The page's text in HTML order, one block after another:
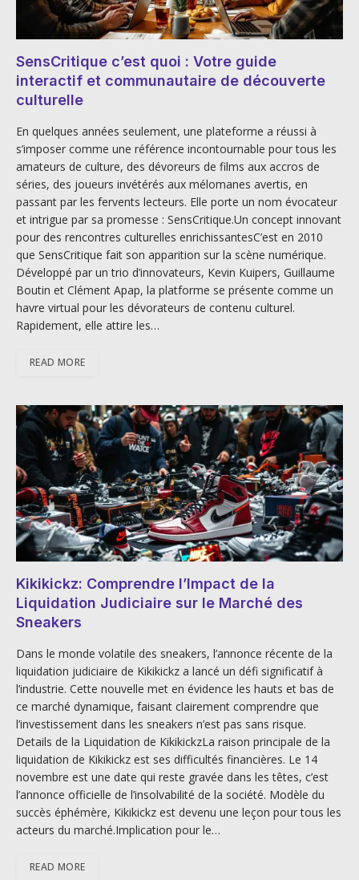
SensCritique c’est quoi : Votre guide
interactif et communautaire de découverte
culturelle
En quelques années seulement, une plateforme a réussi à
s’imposer comme une référence incontournable pour tous les
amateurs de culture, des dévoreurs de films aux accros de
séries, des joueurs invétérés aux mélomanes avertis, en
passant par les fervents lecteurs. Elle porte un nom évocateur
et intrigue par sa promesse : SensCritique.Un concept innovant
pour des rencontres culturelles enrichissantesC’est en 2010
que SensCritique fait son apparition sur la scène numérique.
Développé par un trio d’innovateurs, Kevin Kuipers, Guillaume
Boutin et Clément Apap, la platforme se présente comme un
havre virtual pour les dévorateurs de contenu culturel.
Rapidement, elle attire les…
READ MORE
Kikikickz: Comprendre l’Impact de la
Liquidation Judiciaire sur le Marché des
Sneakers
Dans le monde volatile des sneakers, l’annonce récente de la
liquidation judiciaire de Kikikickz a lancé un défi significatif à
l’industrie. Cette nouvelle met en évidence les hauts et bas de
ce marché dynamique, faisant clairement comprendre que
l’investissement dans les sneakers n’est pas sans risque.
Details de la Liquidation de KikikickzLa raison principale de la
liquidation de Kikikickz est ses difficultés financières. Le 14
novembre est une date qui reste gravée dans les têtes, c’est
l’annonce officielle de l’insolvabilité de la société. Modèle du
succès éphémère, Kikikickz est devenu une leçon pour tous les
acteurs du marché.Implication pour le…
READ MORE